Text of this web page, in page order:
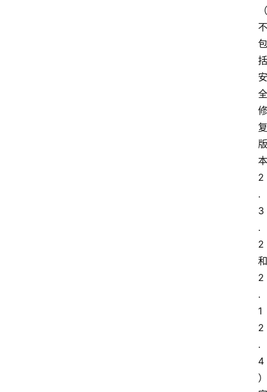
（
不
包
括
安
全
修
复
版
本
2
.
3
.
2
和
2
.
1
2
.
4
）